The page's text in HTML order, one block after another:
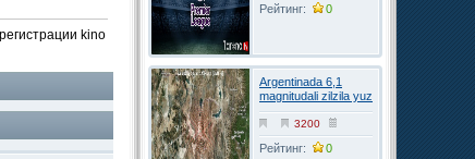
kino
Рейтинг: 0
Argentinada 6,1
magnitudali zilzila yuz
berdi
3200
Рейтинг: 0